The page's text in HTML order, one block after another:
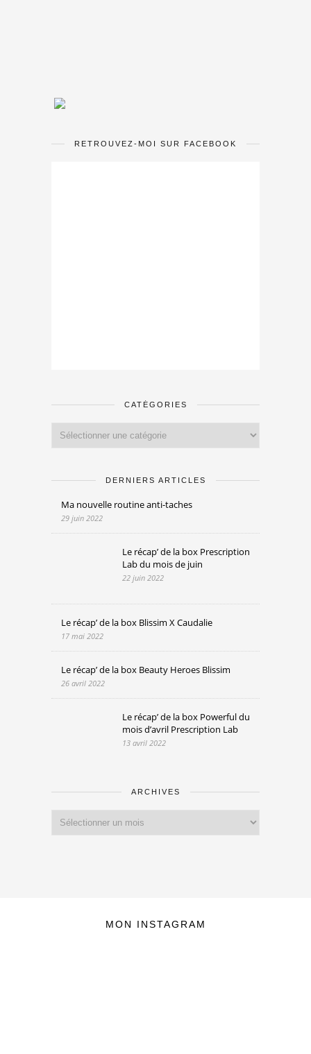
RETROUVEZ-MOI SUR FACEBOOK
CATÉGORIES
DERNIERS ARTICLES
Ma nouvelle routine anti-taches
29 juin 2022
Le récap’ de la box Prescription
Lab du mois de juin
22 juin 2022
Le récap’ de la box Blissim X Caudalie
17 mai 2022
Le récap’ de la box Beauty Heroes Blissim
26 avril 2022
Le récap’ de la box Powerful du
mois d’avril Prescription Lab
13 avril 2022
ARCHIVES
MON INSTAGRAM